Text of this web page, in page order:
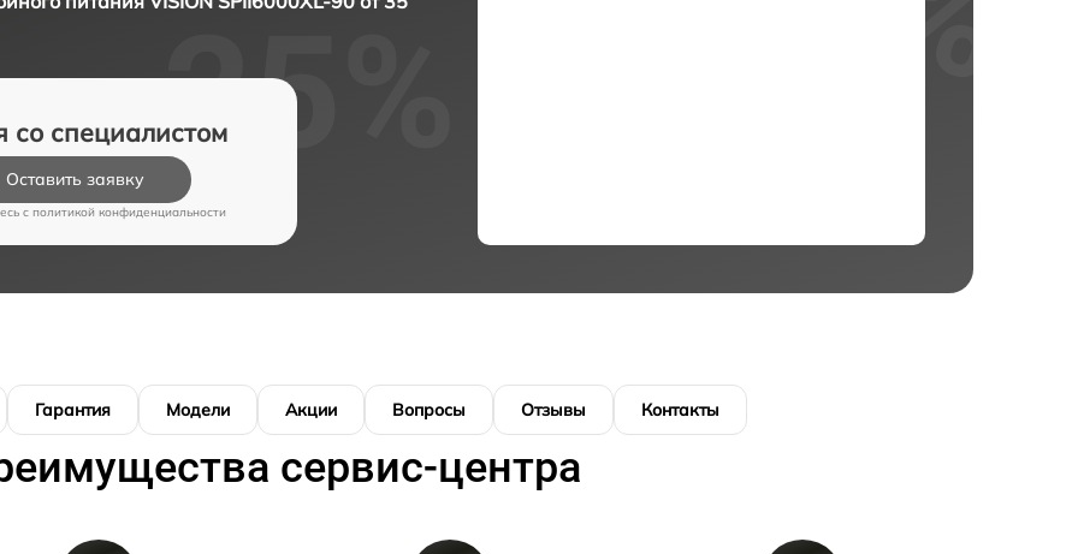
со специалистом
Оставить заявку
c политикой конфиденциальности
Гарантия Модели Акции Вопросы Отзывы Контакты
сервис-центра